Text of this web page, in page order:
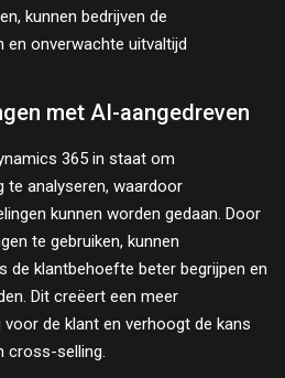
kunnen bedrijven de
en onverwachte uitvaltijd
met AI-aangedreven
365 in staat om
te analyseren, waardoor
kunnen worden gedaan. Door
te gebruiken, kunnen
de klantbehoefte beter begrijpen en
Dit creëert een meer
de klant en verhoogt de kans
cross-selling.